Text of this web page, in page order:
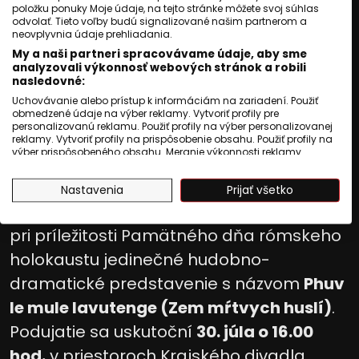
predstavenie na pamiatku
obetí rómskeho holokaustu
Jozef Novák
Publikované:23 júl 2026, 05:02
Aktualizované:23 júl 2026, 05:02 2 min. čítania
Košický samosprávny kraj v spolupráci s
pri príležitosti Pamätného dňa rómskeho
holokaustu jedinečné hudobno-
dramatické predstavenie s názvom Phuv
le mule lavutenge (Zem mŕtvych huslí).
Podujatie sa uskutoční 30. júla o 16.00
položku ponuky Moje údaje, na tejto stránke môžete svoj súhlas
odvolať. Tieto voľby budú signalizované našim partnerom a
neovplyvnia údaje prehliadania.
My a naši partneri spracovávame údaje, aby sme
analyzovali výkonnosť webových stránok a robili
nasledovné:
Uchovávanie alebo prístup k informáciám na zariadení. Použiť
obmedzené údaje na výber reklamy. Vytvoriť profily pre
personalizovanú reklamu. Použiť profily na výber personalizovanej
reklamy. Vytvoriť profily na prispôsobenie obsahu. Použiť profily na
výber prispôsobeného obsahu. Meranie výkonnosti reklamy.
štatistík alebo spájania údajov z rôznych zdrojov. Vývoj a
zlepšovanie služieb. Použitie obmedzených údajov na výber
obsahu.
USA.
Váš súhlas a zásady používania cookie sa vzťahujú výlučne na
túto webovú stránku/aplikáciu.
Zobraziť zoznam partnerov (1009 predajcovia IAB)
Vaše údaje používame na nasledujúce účely:
Uchovávanie alebo prístup k
Nastavenia Prijať všetko